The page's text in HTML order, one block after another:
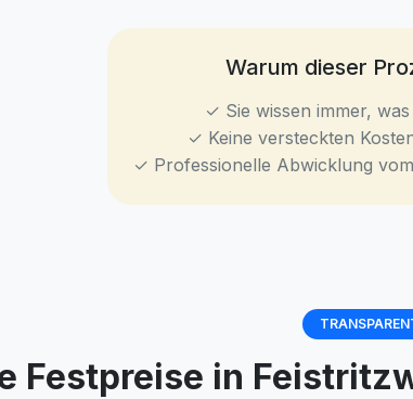
Warum dieser
✓ Sie wissen immer,
✓ Keine versteckten
✓ Professionelle Abwicklung
Festpreise in